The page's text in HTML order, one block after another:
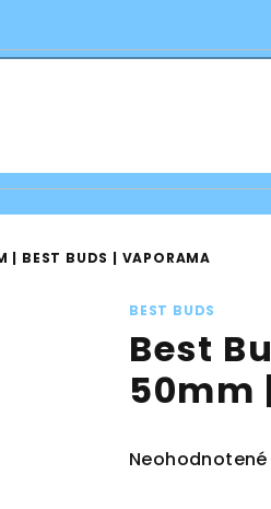
| BEST BUDS | VAPORAMA
BEST BUDS
Best
50mm
Priemerné
Neohodnotené